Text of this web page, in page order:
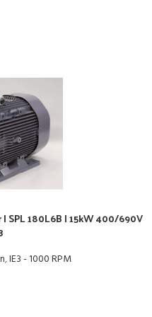
SPL 180L6B | 15kW 400/690V
,IE3 - 1000 RPM